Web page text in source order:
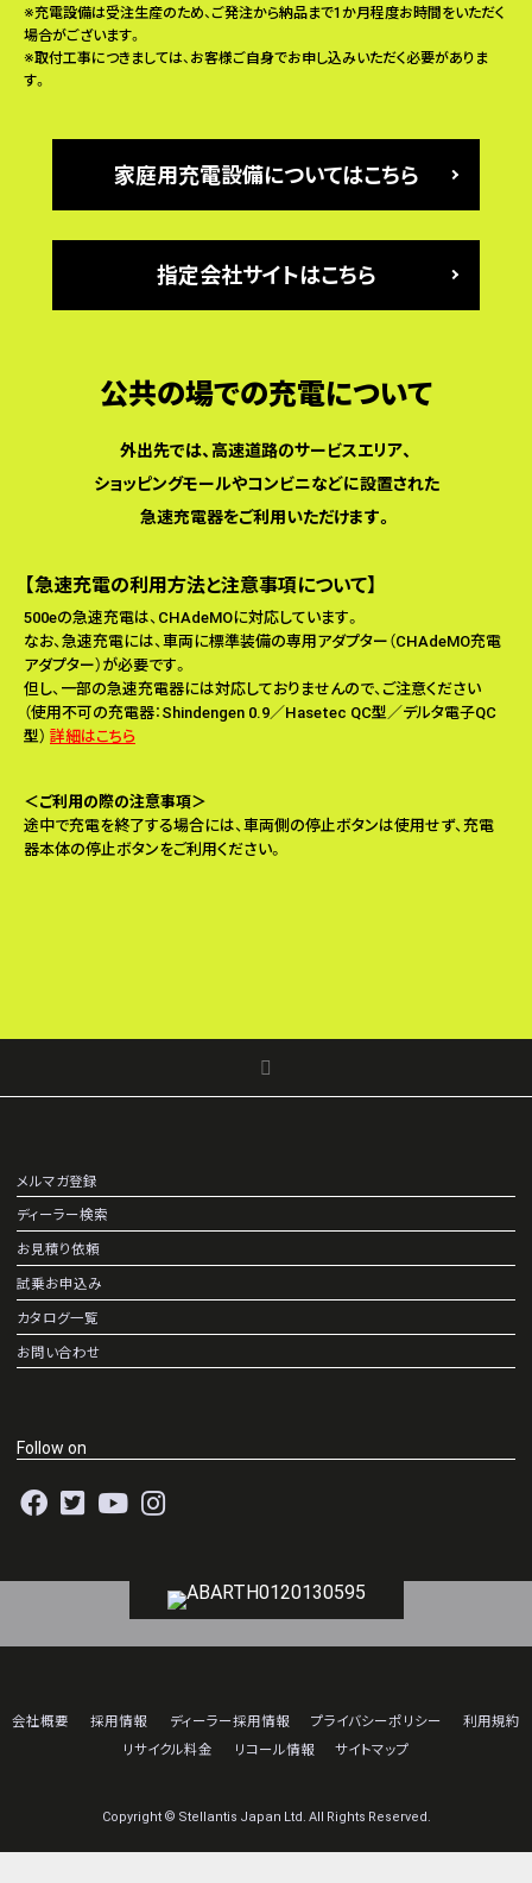
※充電設備は受注⽣産のため、ご発注から納品まで1か⽉程度お時間をいただく
場合がございます。
※取付工事につきましては、お客様ご自身でお申し込みいただく必要がありま
す。
家庭⽤充電設備についてはこちら
指定会社サイトはこちら
公共の場での充電について
外出先では、高速道路のサービスエリア、
ショッピングモールやコンビニなどに設置された
急速充電器をご利用いただけます。
【急速充電の利用方法と注意事項について】
500eの急速充電は、CHAdeMOに対応しています。
なお、急速充電には、車両に標準装備の専用アダプター（CHAdeMO充電
アダプター）が必要です。
但し、一部の急速充電器には対応しておりませんので、ご注意ください
（使用不可の充電器：Shindengen 0.9／Hasetec QC型／デルタ電子QC
型） 詳細はこちら
＜ご利用の際の注意事項＞
途中で充電を終了する場合には、車両側の停止ボタンは使用せず、充電
器本体の停止ボタンをご利用ください。
メルマガ登録
ディーラー検索
お見積り依頼
試乗お申込み
カタログ一覧
お問い合わせ
Follow on
会社概要 採用情報 ディーラー採用情報 プライバシーポリシー
利用規約
リサイクル料金
リコール情報 サイトマップ
Copyright © Stellantis Japan Ltd. All Rights Reserved.